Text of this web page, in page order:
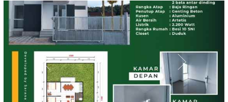
Untuk hasil simulasi
pada kotak-
Simpan